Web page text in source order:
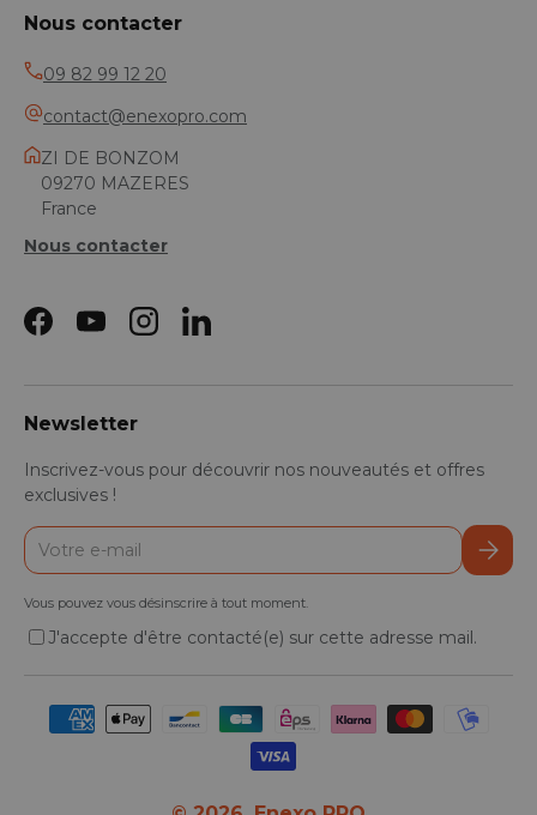
Nous contacter
09 82 99 12 20
contact@enexopro.com
ZI DE BONZOM
09270 MAZERES
France
Nous contacter
Facebook
YouTubeInstagramLinkedIn
Newsletter
Inscrivez-vous pour découvrir nos nouveautés et offres
exclusives !
E-mail
Vous pouvez vous désinscrire à tout moment.
J'accepte d'être contacté(e) sur cette adresse mail.
Moyens de paiement acceptés